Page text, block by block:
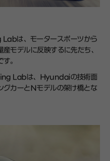
Labは、モータースポーツから
モデルに反映するに先だち、
。
Labは、Hyundaiの技術面
グカーとNモデルの架け橋とな